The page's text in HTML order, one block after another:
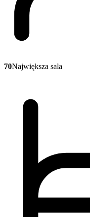
70Największa sala